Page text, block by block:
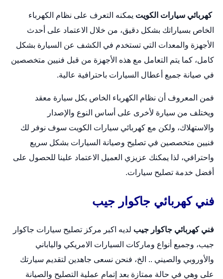
كهربائي سيارات الكويت يمكنه التعرف على نظام الكهرباء
الخاص بسياراتك بشكل دقيق، من خلال الاعتماد على أحدث
الأجهزة والمعدات التي تستخدم في الكشف عن السيارة بشكل
كامل، كما يتم التعامل مع هذه الأجهزة من قبل فنيين متخصصين
في صيانة جميع أعطال السيارات باحترافية عالية.
فمن المعروف أن نظام الكهرباء الخاص بكل سيارة معقد
ويختلف من سيارة لأخرى على أساس النوع والإصدار
والاستهلاك، ولكن مع كهربائي سيارات الكويت سوف نوفر لك
فنيين متخصصين في تصليح وصيانة السيارات بشكل سريع
واحترافي، لذا يمكنك عزيزي العميل الاعتماد علينا للحصول على
أفضل خدمة تصليح سيارات.
فني كهربائي جاكوار جيب
فني كهربائي جاكوار جيب لديه اكبر مركز تصليح سيارات جاكوار
جيب، وجميع أنواع وماركات السيارات الامريكي والياباني
والأوروبي والصيني .. الخ، فنحن نسعى جاهدين لتقديم سيارتك
على وهي في حالة ممتازة بعد إتمام عملية التصليح والصيانة